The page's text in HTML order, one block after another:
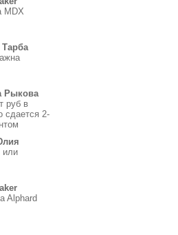
MDX
Рыкова
руб в
сдается 2-
или
Alphard